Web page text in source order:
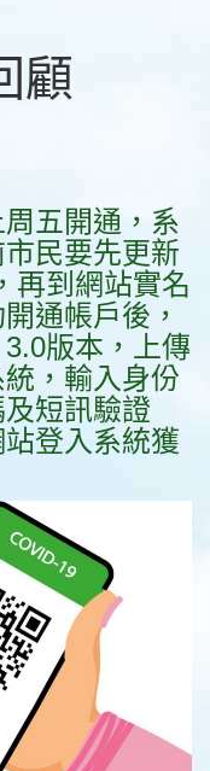
顧
五開通，系
民要先更新
再到網站實名
通帳戶後，
版本，上傳
，輸入身份
短訊驗證
登入系統獲